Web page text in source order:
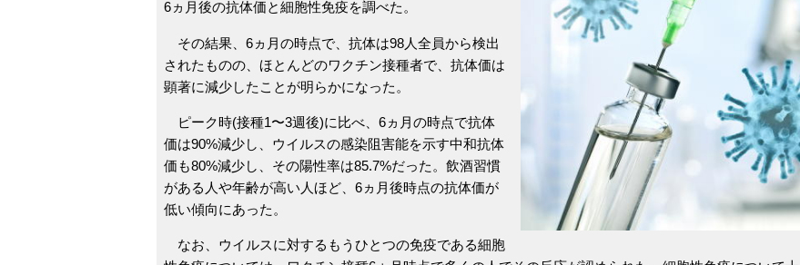
6ヵ月後の抗体価と細胞性免疫を調べた。
その結果、6ヵ月の時点で、抗体は98人全員から検出
されたものの、ほとんどのワクチン接種者で、抗体価は
顕著に減少したことが明らかになった。
ピーク時(接種1〜3週後)に比べ、6ヵ月の時点で抗体
価は90%減少し、ウイルスの感染阻害能を示す中和抗体
価も80%減少し、その陽性率は85.7%だった。飲酒習慣
がある人や年齢が高い人ほど、6ヵ月後時点の抗体価が
低い傾向にあった。
なお、ウイルスに対するもうひとつの免疫である細胞